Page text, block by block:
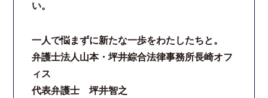
い。
一人で悩まずに新たな一歩をわたしたちと。
弁護士法人山本・坪井綜合法律事務所長崎オフ
ィス
代表弁護士 坪井智之